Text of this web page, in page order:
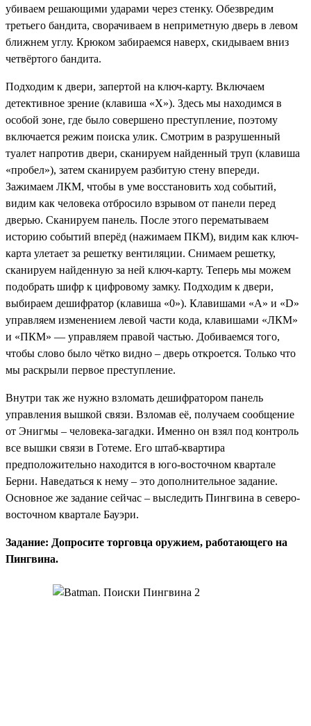
убиваем решающими ударами через стенку. Обезвредим
третьего бандита, сворачиваем в неприметную дверь в левом
ближнем углу. Крюком забираемся наверх, скидываем вниз
четвёртого бандита.
Подходим к двери, запертой на ключ-карту. Включаем
детективное зрение (клавиша «X»). Здесь мы находимся в
особой зоне, где было совершено преступление, поэтому
включается режим поиска улик. Смотрим в разрушенный
туалет напротив двери, сканируем найденный труп (клавиша
«пробел»), затем сканируем разбитую стену впереди.
Зажимаем ЛКМ, чтобы в уме восстановить ход событий,
видим как человека отбросило взрывом от панели перед
дверью. Сканируем панель. После этого перематываем
историю событий вперёд (нажимаем ПКМ), видим как ключ-
карта улетает за решетку вентиляции. Снимаем решетку,
сканируем найденную за ней ключ-карту. Теперь мы можем
подобрать шифр к цифровому замку. Подходим к двери,
выбираем дешифратор (клавиша «0»). Клавишами «A» и «D»
управляем изменением левой части кода, клавишами «ЛКМ»
и «ПКМ» — управляем правой частью. Добиваемся того,
чтобы слово было чётко видно – дверь откроется. Только что
мы раскрыли первое преступление.
Внутри так же нужно взломать дешифратором панель
управления вышкой связи. Взломав её, получаем сообщение
от Энигмы – человека-загадки. Именно он взял под контроль
все вышки связи в Готеме. Его штаб-квартира
предположительно находится в юго-восточном квартале
Берни. Наведаться к нему – это дополнительное задание.
Основное же задание сейчас – выследить Пингвина в северо-
восточном квартале Бауэри.
Задание: Допросите торговца оружием, работающего на
Пингвина.